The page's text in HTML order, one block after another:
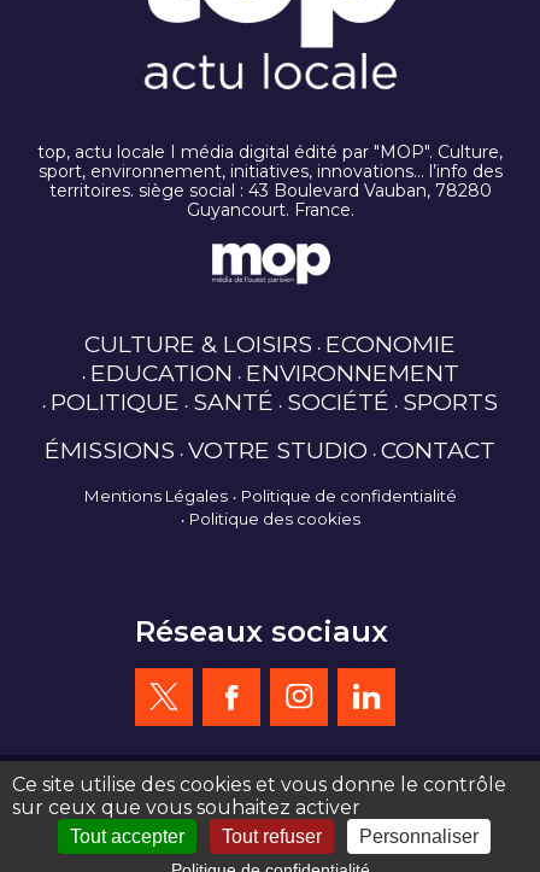
top, actu locale I média digital édité par "MOP". Culture,
sport, environnement, initiatives, innovations… l’info des
territoires. siège social : 43 Boulevard Vauban, 78280
Guyancourt. France.
CULTURE & LOISIRS ECONOMIE
EDUCATION ENVIRONNEMENT
POLITIQUE SANTÉ SOCIÉTÉ SPORTS
ÉMISSIONS VOTRE STUDIO CONTACT
Mentions Légales
Politique de confidentialité
Politique des cookies
Réseaux sociaux
création site web : agence de communication Serious Team 360°
Ce site utilise des cookies et vous donne le contrôle
sur ceux que vous souhaitez activer
Tout accepter Tout refuser Personnaliser